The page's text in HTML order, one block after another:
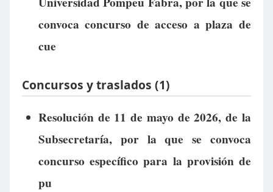
convoca concurso de acceso a plaza de
cue
Concursos y traslados (1)
Resolución de 11 de mayo de 2026, de la
Subsecretaría, por la que se convoca
concurso específico para la provisión de
pu